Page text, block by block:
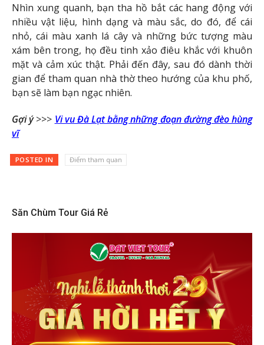
Nhìn xung quanh, bạn tha hồ bắt các hang động với
nhiều vật liệu, hình dạng và màu sắc, do đó, để cái
nhỏ, cái màu xanh lá cây và những bức tượng màu
xám bên trong, họ đều tinh xảo điêu khắc với khuôn
mặt và cảm xúc thật. Phải đến đây, sau đó dành thời
gian để tham quan nhà thờ theo hướng của khu phố,
bạn sẽ làm bạn ngạc nhiên.
Gợi ý>>> Vi vu Đà Lạt bằng những đoạn đường đèo hùng
vĩ
POSTED IN Điểm tham quan
Săn Chùm Tour Giá Rẻ